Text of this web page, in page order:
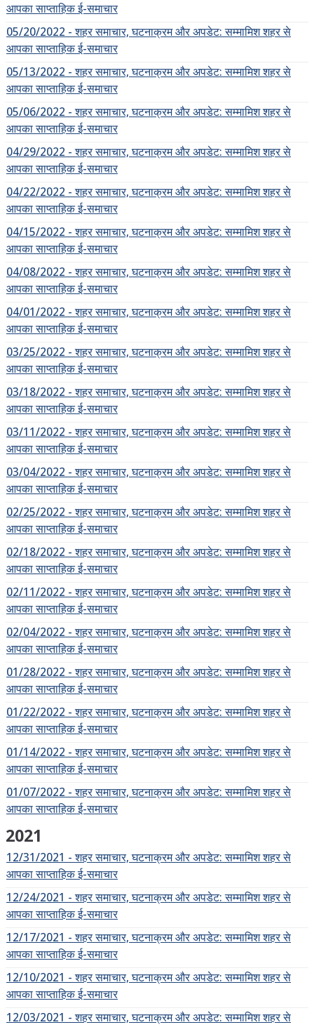
आपका साप्ताहिक ई-समाचार
05/20/2022 - शहर समाचार, घटनाक्रम और अपडेट: सम्मामिश शहर से
आपका साप्ताहिक ई-समाचार
05/13/2022 - शहर समाचार, घटनाक्रम और अपडेट: सम्मामिश शहर से
आपका साप्ताहिक ई-समाचार
05/06/2022 - शहर समाचार, घटनाक्रम और अपडेट: सम्मामिश शहर से
आपका साप्ताहिक ई-समाचार
04/29/2022 - शहर समाचार, घटनाक्रम और अपडेट: सम्मामिश शहर से
आपका साप्ताहिक ई-समाचार
04/22/2022 - शहर समाचार, घटनाक्रम और अपडेट: सम्मामिश शहर से
आपका साप्ताहिक ई-समाचार
04/15/2022 - शहर समाचार, घटनाक्रम और अपडेट: सम्मामिश शहर से
आपका साप्ताहिक ई-समाचार
04/08/2022 - शहर समाचार, घटनाक्रम और अपडेट: सम्मामिश शहर से
आपका साप्ताहिक ई-समाचार
04/01/2022 - शहर समाचार, घटनाक्रम और अपडेट: सम्मामिश शहर से
आपका साप्ताहिक ई-समाचार
03/25/2022 - शहर समाचार, घटनाक्रम और अपडेट: सम्मामिश शहर से
आपका साप्ताहिक ई-समाचार
03/18/2022 - शहर समाचार, घटनाक्रम और अपडेट: सम्मामिश शहर से
आपका साप्ताहिक ई-समाचार
03/11/2022 - शहर समाचार, घटनाक्रम और अपडेट: सम्मामिश शहर से
आपका साप्ताहिक ई-समाचार
03/04/2022 - शहर समाचार, घटनाक्रम और अपडेट: सम्मामिश शहर से
आपका साप्ताहिक ई-समाचार
02/25/2022 - शहर समाचार, घटनाक्रम और अपडेट: सम्मामिश शहर से
आपका साप्ताहिक ई-समाचार
02/18/2022 - शहर समाचार, घटनाक्रम और अपडेट: सम्मामिश शहर से
आपका साप्ताहिक ई-समाचार
02/11/2022 - शहर समाचार, घटनाक्रम और अपडेट: सम्मामिश शहर से
आपका साप्ताहिक ई-समाचार
02/04/2022 - शहर समाचार, घटनाक्रम और अपडेट: सम्मामिश शहर से
आपका साप्ताहिक ई-समाचार
01/28/2022 - शहर समाचार, घटनाक्रम और अपडेट: सम्मामिश शहर से
आपका साप्ताहिक ई-समाचार
01/22/2022 - शहर समाचार, घटनाक्रम और अपडेट: सम्मामिश शहर से
आपका साप्ताहिक ई-समाचार
01/14/2022 - शहर समाचार, घटनाक्रम और अपडेट: सम्मामिश शहर से
आपका साप्ताहिक ई-समाचार
01/07/2022 - शहर समाचार, घटनाक्रम और अपडेट: सम्मामिश शहर से
आपका साप्ताहिक ई-समाचार
2021
12/31/2021 - शहर समाचार, घटनाक्रम और अपडेट: सम्मामिश शहर से
आपका साप्ताहिक ई-समाचार
12/24/2021 - शहर समाचार, घटनाक्रम और अपडेट: सम्मामिश शहर से
आपका साप्ताहिक ई-समाचार
12/17/2021 - शहर समाचार, घटनाक्रम और अपडेट: सम्मामिश शहर से
आपका साप्ताहिक ई-समाचार
12/10/2021 - शहर समाचार, घटनाक्रम और अपडेट: सम्मामिश शहर से
आपका साप्ताहिक ई-समाचार
12/03/2021 - शहर समाचार, घटनाक्रम और अपडेट: सम्मामिश शहर से